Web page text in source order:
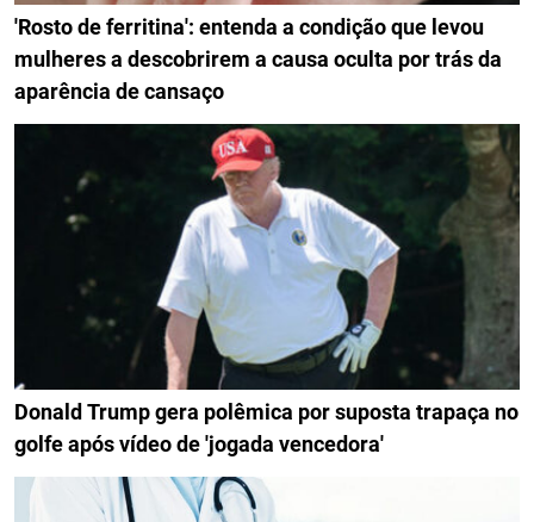
'Rosto de ferritina': entenda a condição que levou
mulheres a descobrirem a causa oculta por trás da
aparência de cansaço
Donald Trump gera polêmica por suposta trapaça no
golfe após vídeo de 'jogada vencedora'